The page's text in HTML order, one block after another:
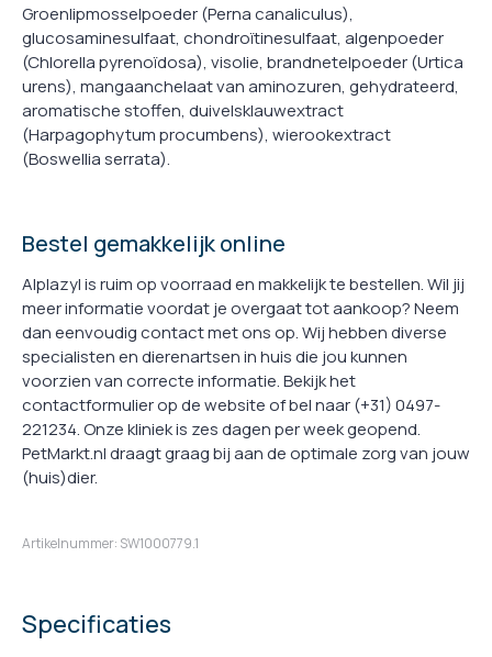
Groenlipmosselpoeder (Perna canaliculus),
glucosaminesulfaat, chondroïtinesulfaat, algenpoeder
(Chlorella pyrenoïdosa), visolie, brandnetelpoeder (Urtica
urens), mangaanchelaat van aminozuren, gehydrateerd,
aromatische stoffen, duivelsklauwextract
(Harpagophytum procumbens), wierookextract
(Boswellia serrata).
Bestel gemakkelijk online
Alplazyl is ruim op voorraad en makkelijk te bestellen. Wil jij
meer informatie voordat je overgaat tot aankoop? Neem
dan eenvoudig contact met ons op. Wij hebben diverse
specialisten en dierenartsen in huis die jou kunnen
voorzien van correcte informatie. Bekijk het
contactformulier op de website of bel naar (+31) 0497-
221234. Onze kliniek is zes dagen per week geopend.
PetMarkt.nl draagt graag bij aan de optimale zorg van jouw
(huis)dier.
Artikelnummer: SW1000779.1
Specificaties